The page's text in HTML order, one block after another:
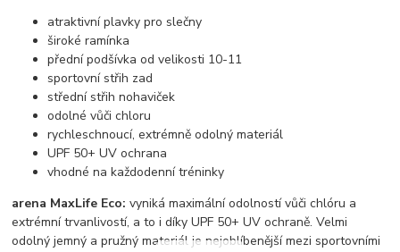
atraktivní plavky pro slečny
široké ramínka
přední podšívka od velikosti 10-11
sportovní střih zad
střední střih nohaviček
odolné vůči chloru
rychleschnoucí, extrémně odolný materiál
UPF 50+ UV ochrana
vhodné na každodenní tréninky
arena MaxLife Eco: vyniká maximální odolností vůči chlóru a
extrémní trvanlivostí, a to i díky UPF 50+ UV ochraně. Velmi
odolný jemný a pružný materiál je nejoblíbenější mezi sportovními